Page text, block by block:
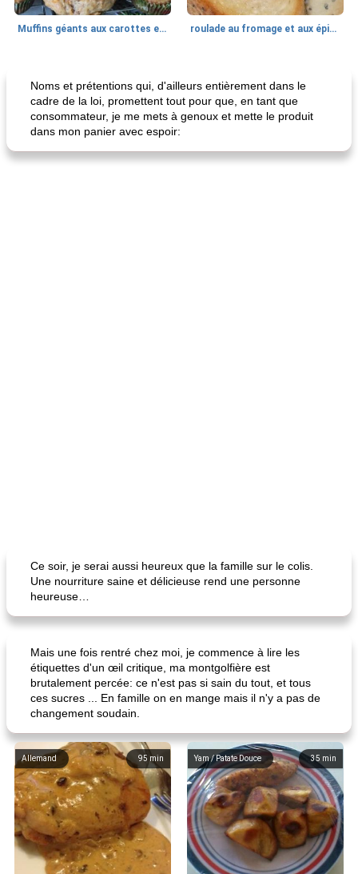
Muffins géants aux carottes et à la banane de Nif roulade au fromage et aux épinards
astuces
Noms et prétentions qui, d'ailleurs entièrement dans le
cadre de la loi, promettent tout pour que, en tant que
consommateur, je me mets à genoux et mette le produit
dans mon panier avec espoir:
Ce soir, je serai aussi heureux que la famille sur le colis.
Une nourriture saine et délicieuse rend une personne
heureuse…
Mais une fois rentré chez moi, je commence à lire les
étiquettes d'un œil critique, ma montgolfière est
brutalement percée: ce n'est pas si sain du tout, et tous
ces sucres ... En famille on en mange mais il n'y a pas de
changement soudain.
95 min
Allemand 35 min
Yam / Patate Douce